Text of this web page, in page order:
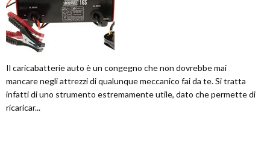
Il caricabatterie auto è un congegno che non dovrebbe mai
mancare negli attrezzi di qualunque meccanico fai da te. Si tratta
infatti di uno strumento estremamente utile, dato che permette di
ricaricar...